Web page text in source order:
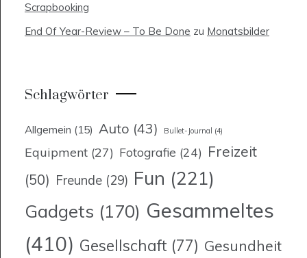
Scrapbooking
End Of Year-Review – To Be Done zu Monatsbilder
Schlagwörter
Allgemein (15) Auto (43) Bullet-Journal (4)
Equipment (27) Fotografie (24) Freizeit
(50) Freunde (29) Fun (221)
Gadgets (170) Gesammeltes
(410) Gesellschaft (77) Gesundheit